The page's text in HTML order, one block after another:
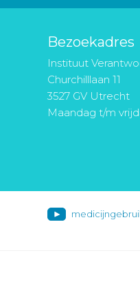
Bezoekadres
Instituut
Churchilllaan 11
3527 GV Utrecht
Maandag t/m